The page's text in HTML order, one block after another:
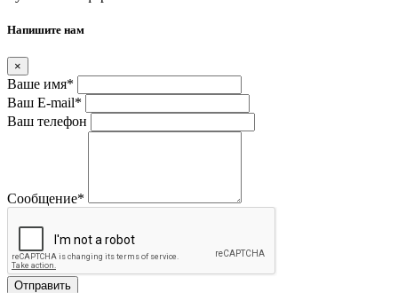
Напишите нам
×
Ваше имя*
Ваш E-mail*
Ваш телефон
Сообщение*